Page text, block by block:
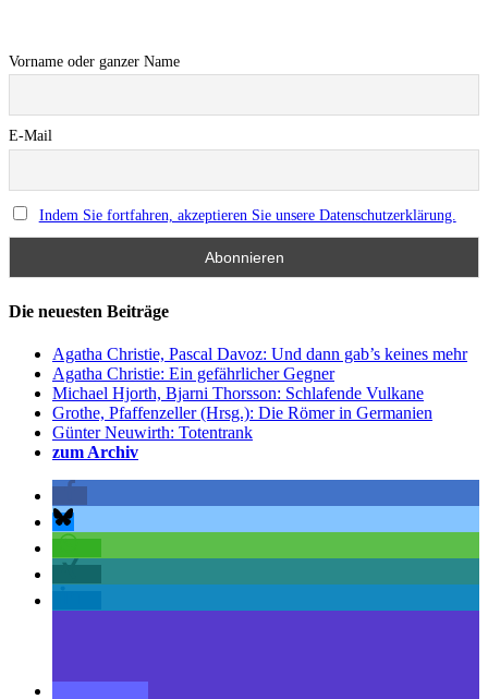
Vorname oder ganzer Name
E-Mail
Indem Sie fortfahren, akzeptieren Sie unsere Datenschutzerklärung.
Die neuesten Beiträge
Agatha Christie, Pascal Davoz: Und dann gab’s keines mehr
Agatha Christie: Ein gefährlicher Gegner
Michael Hjorth, Bjarni Thorsson: Schlafende Vulkane
Grothe, Pfaffenzeller (Hrsg.): Die Römer in Germanien
Günter Neuwirth: Totentrank
zum Archiv